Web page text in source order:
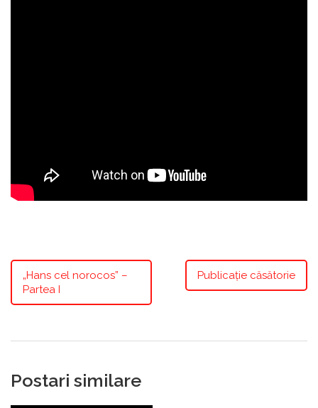
„Hans cel norocos” –
Partea I
Publicație căsătorie
Postari similare